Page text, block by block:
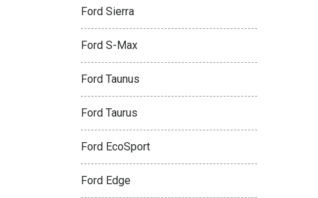
Ford Sierra
Ford S-Max
Ford Taunus
Ford Taurus
Ford EcoSport
Ford Edge